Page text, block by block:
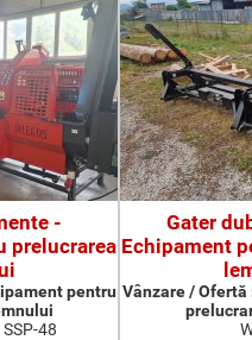
-
prelucrarea
pentru
48
Gater
Echipament
Vânzare / Ofertă